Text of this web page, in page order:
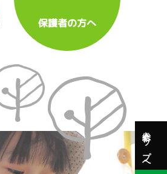
保護者の方へ
総合トップへ